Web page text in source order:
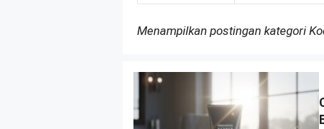
Menampilkan postingan kategori